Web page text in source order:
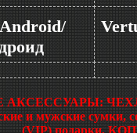
ЧЕХЛЫ
и мужские сумки,
(VIP) подарки,